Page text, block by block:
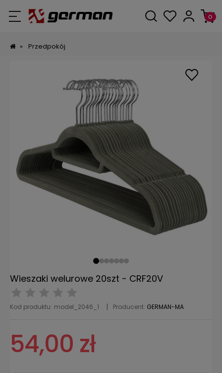
» Przedpokój
Wieszaki welurowe 20szt - CRF20V
Kod produktu: model_2046_1 Producent: GERMAN-MA
54,00 zł